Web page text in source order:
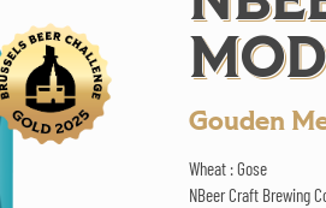
Gouden
Wheat : Gose
NBeer Craft Brewing